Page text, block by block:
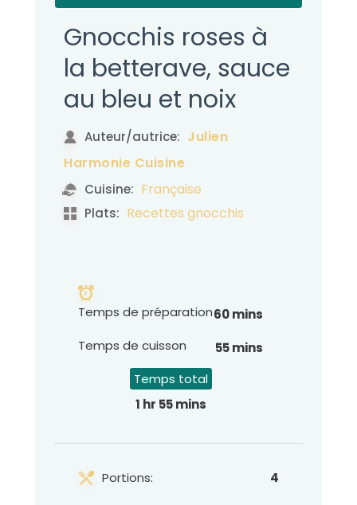
Gnocchis roses à
la betterave, sauce
au bleu et noix
Auteur/autrice: Julien
Harmonie Cuisine
Cuisine: Française
Plats: Recettes gnocchis
Temps de préparation60 mins
Temps de cuisson
55 mins
Temps total
1 hr 55 mins
Portions: 4